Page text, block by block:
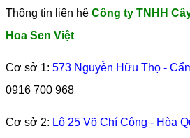
Thông tin liên hệ Công ty TNHH
Hoa Sen Việt
Cơ sở 1: 573 Nguyễn Hữu Thọ -
0916 700 968
Cơ sở 2: Lô 25 Võ Chí Công - Hòa